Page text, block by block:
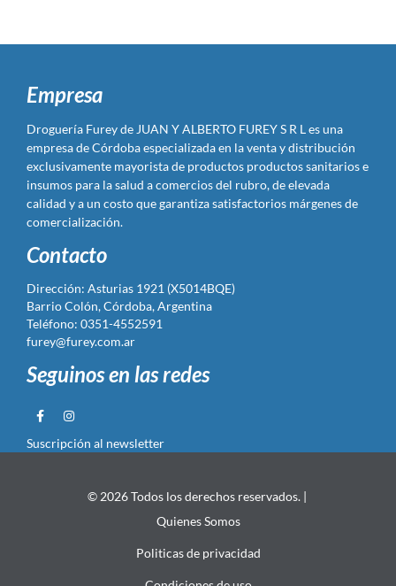
Empresa
Droguería Furey de JUAN Y ALBERTO FUREY S R L es una
empresa de Córdoba especializada en la venta y distribución
exclusivamente mayorista de productos productos sanitarios e
insumos para la salud a comercios del rubro, de elevada
calidad y a un costo que garantiza satisfactorios márgenes de
comercialización.
Contacto
Dirección: Asturias 1921 (X5014BQE)
Barrio Colón, Córdoba, Argentina
Teléfono: 0351-4552591
furey@furey.com.ar
Seguinos en las redes
Suscripción al newsletter
© 2026 Todos los derechos reservados. |
Quienes Somos
Politicas de privacidad